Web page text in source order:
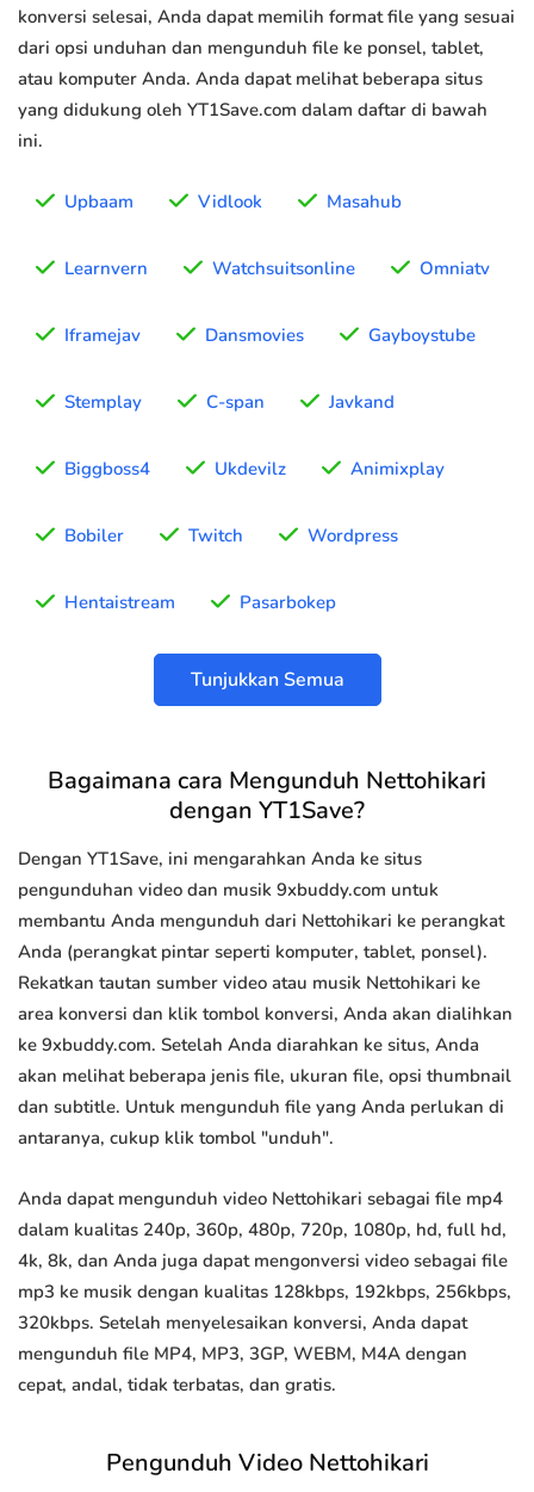
konversi selesai, Anda dapat memilih format file yang sesuai
dari opsi unduhan dan mengunduh file ke ponsel, tablet,
atau komputer Anda. Anda dapat melihat beberapa situs
yang didukung oleh YT1Save.com dalam daftar di bawah
ini.
Upbaam Vidlook Masahub
Learnvern Watchsuitsonline Omniatv
Iframejav Dansmovies Gayboystube
Stemplay C-span Javkand
Biggboss4 Ukdevilz Animixplay
Bobiler Twitch Wordpress
Hentaistream Pasarbokep
Tunjukkan Semua
Bagaimana cara Mengunduh Nettohikari
dengan YT1Save?
Dengan YT1Save, ini mengarahkan Anda ke situs
pengunduhan video dan musik 9xbuddy.com untuk
membantu Anda mengunduh dari Nettohikari ke perangkat
Anda (perangkat pintar seperti komputer, tablet, ponsel).
Rekatkan tautan sumber video atau musik Nettohikari ke
area konversi dan klik tombol konversi, Anda akan dialihkan
ke 9xbuddy.com. Setelah Anda diarahkan ke situs, Anda
akan melihat beberapa jenis file, ukuran file, opsi thumbnail
dan subtitle. Untuk mengunduh file yang Anda perlukan di
antaranya, cukup klik tombol "unduh".
Anda dapat mengunduh video Nettohikari sebagai file mp4
dalam kualitas 240p, 360p, 480p, 720p, 1080p, hd, full hd,
4k, 8k, dan Anda juga dapat mengonversi video sebagai file
mp3 ke musik dengan kualitas 128kbps, 192kbps, 256kbps,
320kbps. Setelah menyelesaikan konversi, Anda dapat
mengunduh file MP4, MP3, 3GP, WEBM, M4A dengan
cepat, andal, tidak terbatas, dan gratis.
Pengunduh Video Nettohikari